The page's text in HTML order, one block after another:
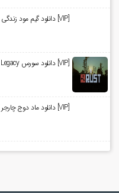
[VIP] دانلود گیم مود زندگی مجازی (RPG) سمپ
[VIP] دانلود سورس Rust Legacy
[VIP] دانلود ماد دوج چارجر آتش نشانی برای فایوام